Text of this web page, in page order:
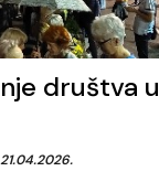
društva u
21.04.2026.